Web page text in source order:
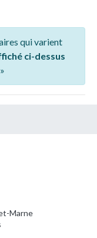
qui varient
ci-dessus
Marne